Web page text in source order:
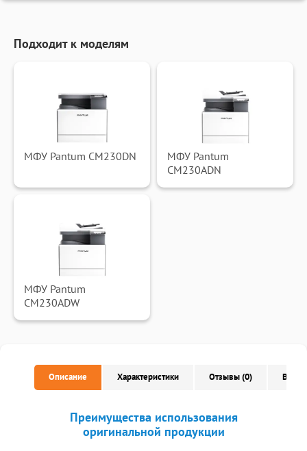
Подходит к моделям
МФУ Pantum CM230DN
МФУ Pantum
CM230ADN
МФУ Pantum
CM230ADW
Описание Характеристики Отзывы (0)
Преимущества использования
оригинальной продукции